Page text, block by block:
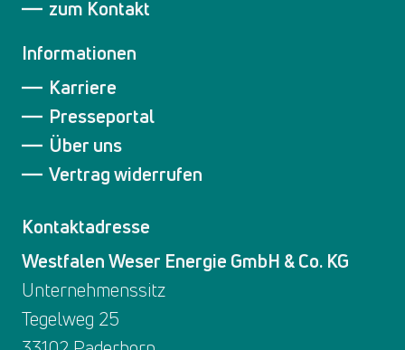
zum Kontakt
Informationen
Karriere
Presseportal
Über uns
Vertrag widerrufen
Kontaktadresse
Westfalen Weser Energie GmbH & Co. KG
Unternehmenssitz
Tegelweg 25